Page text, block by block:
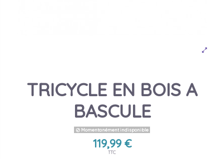
TRICYCLE EN BOIS A
BASCULE
Momentanément indisponible
119,99 €
TTC